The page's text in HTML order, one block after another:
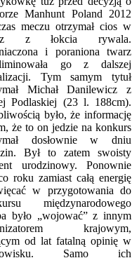
Manhunt Poland 2012
meczu otrzymał cios w
z łokcia rywala.
i poraniona twarz
go z dalszej
Tym samym tytuł
Michał Danilewicz z
Podlaskiej (23 l. 188cm).
było, że informację
że to on jedzie na konkurs
dosłownie w dniu
Był to zatem swoisty
urodzinowy. Ponownie
roku zamiast całą energię
w przygotowania do
międzynarodowego
było „wojować” z innym
krajowym,
od lat fatalną opinię w
Samo ich